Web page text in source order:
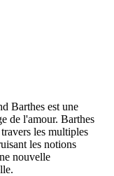
Barthes est une
de l'amour. Barthes
les multiples
les notions
nouvelle